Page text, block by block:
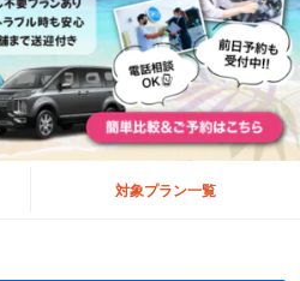
対象プラン一覧